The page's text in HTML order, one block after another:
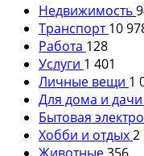
Недвижимость
Транспорт 10
Работа 128
Услуги 1 401
Личные вещи 1
Для дома и дачи
Бытовая
Хобби и отдых2